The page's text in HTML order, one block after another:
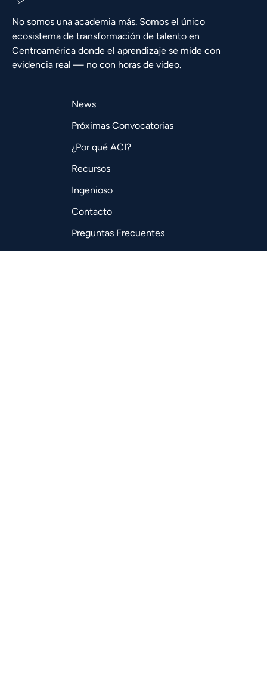
No somos una academia más. Somos el único
ecosistema de transformación de talento en
Centroamérica donde el aprendizaje se mide con
evidencia real — no con horas de video.
News
Próximas Convocatorias
¿Por qué ACI?
Recursos
Ingenioso
Contacto
Preguntas Frecuentes
Soporte